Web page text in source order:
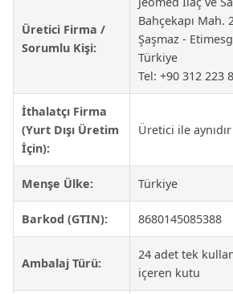
Üretici Firma /
Sorumlu Kişi:
Bahçekapı Mah.
Şaşmaz -
Türkiye
Tel: +90 312 223
İthalatçı Firma
(Yurt Dışı Üretim
İçin):
Üretici ile
Menşe Ülke: Türkiye
Barkod (GTIN): 8680145085388
Ambalaj Türü:
24 adet tek
içeren kutu